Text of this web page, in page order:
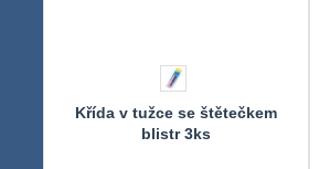
Křída v tužce se štětečkem
blistr 3ks